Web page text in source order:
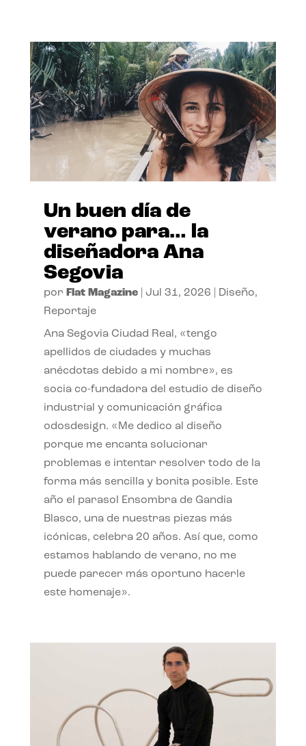
Un buen día de
verano para… la
diseñadora Ana
Segovia
por Flat Magazine| Jul 31, 2026 Diseño,
Reportaje
Ana Segovia Ciudad Real, «tengo
apellidos de ciudades y muchas
anécdotas debido a mi nombre», es
socia co-fundadora del estudio de diseño
industrial y comunicación gráfica
odosdesign. «Me dedico al diseño
porque me encanta solucionar
problemas e intentar resolver todo de la
forma más sencilla y bonita posible. Este
año el parasol Ensombra de Gandia
Blasco, una de nuestras piezas más
icónicas, celebra 20 años. Así que, como
estamos hablando de verano, no me
puede parecer más oportuno hacerle
este homenaje».